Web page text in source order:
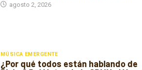
agosto 2, 2026
MÚSICA EMERGENTE
¿Por qué todos están hablando de